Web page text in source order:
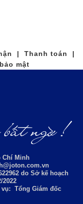
| Thanh toán |
mật
Chí Minh
do Sở kế hoạch
2022
vụ: Tổng Giám đốc